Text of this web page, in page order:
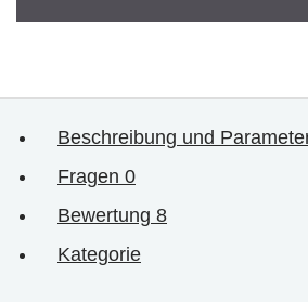
Beschreibung und
Fragen 0
Bewertung 8
Kategorie